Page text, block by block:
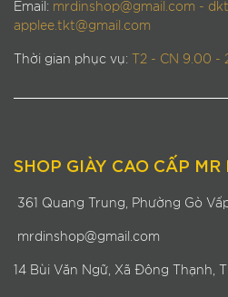
Email: mrdinshop@gmail.com -
applee.tkt@gmail.com
Thời gian phục vụ: T2 - CN 9.00 -
SHOP GIÀY CAO CẤP MR
361 Quang Trung, Phường Gò
mrdinshop@gmail.com
14 Bùi Văn Ngữ, Xã Đông Thạnh,